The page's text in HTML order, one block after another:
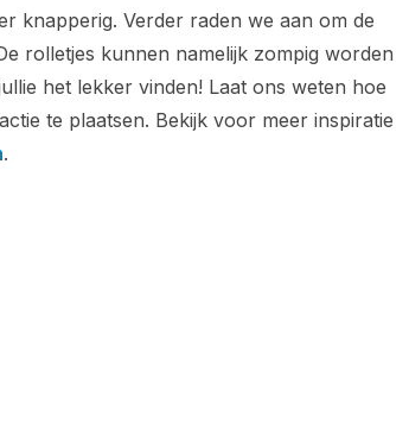
knapperig. Verder raden we aan om de
rolletjes kunnen namelijk zompig worden
het lekker vinden! Laat ons weten hoe
te plaatsen. Bekijk voor meer inspiratie
.